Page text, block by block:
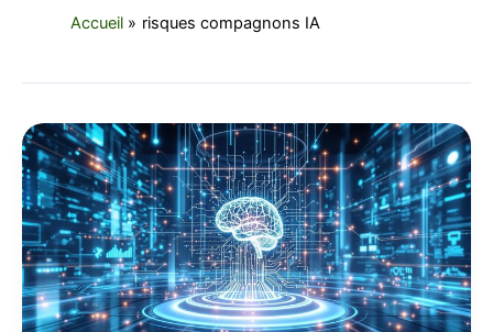
Accueil risques compagnons IA
Dark
Patterns
Relationnels
:
l’éthique
des
Compagnons
IA